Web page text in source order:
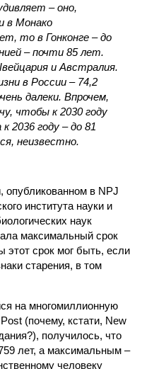
– оно,
в Монако
то в Гонконге – до
– почти 85 лет.
и Австралия.
в России – 74,2
далеки. Впрочем,
чтобы к 2030 году
2036 году – до 81
неизвестно.
в NPJ
института науки и
наук
максимальный срок
этот срок мог быть, если
старения, в том
на многомиллионную
(почему, кстати, New
получилось, что
лет, а максимальным –
человеку